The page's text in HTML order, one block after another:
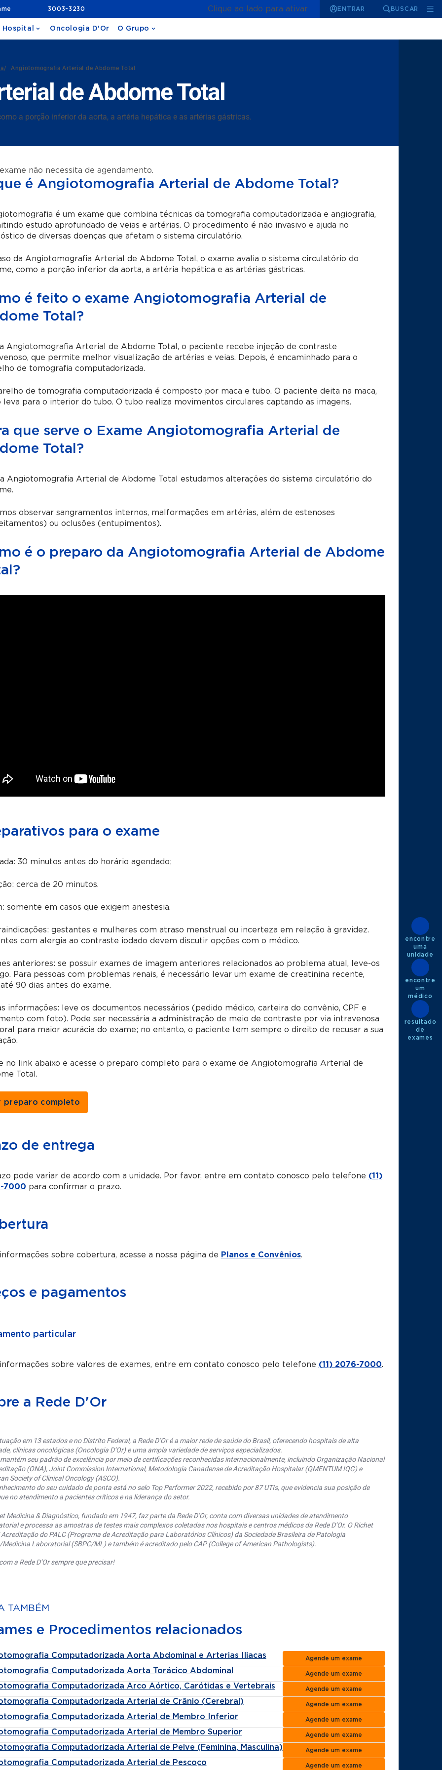
3003-3230 Clique ao lado para ativar ENTRAR BUSCAR
Hospital Oncologia D'Or O Grupo
/ Angiotomografia Arterial de Abdome Total
de Abdome Total
a porção inferior da aorta, a artéria hepática e as artérias gástricas.
não necessita de agendamento.
é Angiotomografia Arterial de Abdome Total?
é um exame que combina técnicas da tomografia computadorizada e angiografia,
estudo aprofundado de veias e artérias. O procedimento é não invasivo e ajuda no
de diversas doenças que afetam o sistema circulatório.
da Angiotomografia Arterial de Abdome Total, o exame avalia o sistema circulatório do
como a porção inferior da aorta, a artéria hepática e as artérias gástricas.
é feito o exame Angiotomografia Arterial de
Total?
a Angiotomografia Arterial de Abdome Total, o paciente recebe injeção de contraste
que permite melhor visualização de artérias e veias. Depois, é encaminhado para o
de tomografia computadorizada.
de tomografia computadorizada é composto por maca e tubo. O paciente deita na maca,
leva para o interior do tubo. O tubo realiza movimentos circulares captando as imagens.
que serve o Exame Angiotomografia Arterial de
Total?
Angiotomografia Arterial de Abdome Total estudamos alterações do sistema circulatório do
observar sangramentos internos, malformações em artérias, além de estenoses
ou oclusões (entupimentos).
é o preparo da Angiotomografia Arterial de Abdome
para o exame
30 minutos antes do horário agendado;
cerca de 20 minutos.
somente em casos que exigem anestesia.
gestantes e mulheres com atraso menstrual ou incerteza em relação à gravidez.
com alergia ao contraste iodado devem discutir opções com o médico.
anteriores: se possuir exames de imagem anteriores relacionados ao problema atual, leve-os
Para pessoas com problemas renais, é necessário levar um exame de creatinina recente,
90 dias antes do exame.
informações: leve os documentos necessários (pedido médico, carteira do convênio, CPF e
com foto). Pode ser necessária a administração de meio de contraste por via intravenosa
para maior acurácia do exame; no entanto, o paciente tem sempre o direito de recusar a sua
no link abaixo e acesse o preparo completo para o exame de Angiotomografia Arterial de
Total.
preparo completo
de entrega
pode variar de acordo com a unidade. Por favor, entre em contato conosco pelo telefone (11)
7000 para confirmar o prazo.
sobre cobertura, acesse a nossa página de Planos e Convênios.
e pagamentos
particular
informações sobre valores de exames, entre em contato conosco pelo telefone (11) 2076-7000.
a Rede D'Or
em 13 estados e no Distrito Federal, a Rede D’Or é a maior rede de saúde do Brasil, oferecendo hospitais de alta
clínicas oncológicas (Oncologia D’Or) e uma ampla variedade de serviços especializados.
seu padrão de excelência por meio de certificações reconhecidas internacionalmente, incluindo Organização Nacional
(ONA), Joint Commission International, Metodologia Canadense de Acreditação Hospitalar (QMENTUM IQG) e
Society of Clinical Oncology (ASCO).
do seu cuidado de ponta está no selo Top Performer 2022, recebido por 87 UTIs, que evidencia sua posição de
no atendimento a pacientes críticos e na liderança do setor.
Medicina & Diagnóstico, fundado em 1947, faz parte da Rede D’Or, conta com diversas unidades de atendimento
e processa as amostras de testes mais complexos coletadas nos hospitais e centros médicos da Rede D’Or. O Richet
do PALC (Programa de Acreditação para Laboratórios Clínicos) da Sociedade Brasileira de Patologia
Medicina Laboratorial (SBPC/ML) e também é acreditado pelo CAP (College of American Pathologists).
a Rede D’Or sempre que precisar!
TAMBÉM
e Procedimentos relacionados
Computadorizada Aorta Abdominal e Arterias Iliacas Agende um exame
Computadorizada Aorta Torácico Abdominal Agende um exame
Computadorizada Arco Aórtico, Carótidas e Vertebrais Agende um exame
Computadorizada Arterial de Crânio (Cerebral) Agende um exame
Computadorizada Arterial de Membro Inferior Agende um exame
Computadorizada Arterial de Membro Superior Agende um exame
Computadorizada Arterial de Pelve (Feminina, Masculina) Agende um exame
Computadorizada Arterial de Pescoço Agende um exame
encontre
uma
unidade
encontre
um
médico
resultado
de
exames